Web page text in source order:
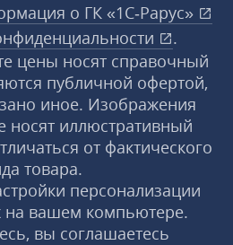
о ГК «1С‑Рарус»
.
цены носят справочный
публичной офертой,
иное. Изображения
носят иллюстративный
от фактического
товара.
персонализации
на вашем компьютере.
вы соглашаетесь